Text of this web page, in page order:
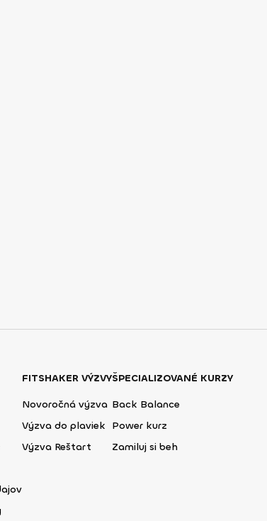
FITSHAKER VÝZVY
Novoročná výzva
Výzva do plaviek
Výzva Reštart
ŠPECIALIZOVANÉ KURZY
Back Balance
Power kurz
Zamiluj si beh